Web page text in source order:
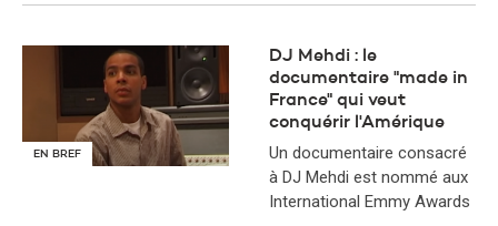
EN BREF
DJ Mehdi : le
documentaire "made in
France" qui veut
conquérir l'Amérique
Un documentaire consacré
à DJ Mehdi est nommé aux
International Emmy Awards